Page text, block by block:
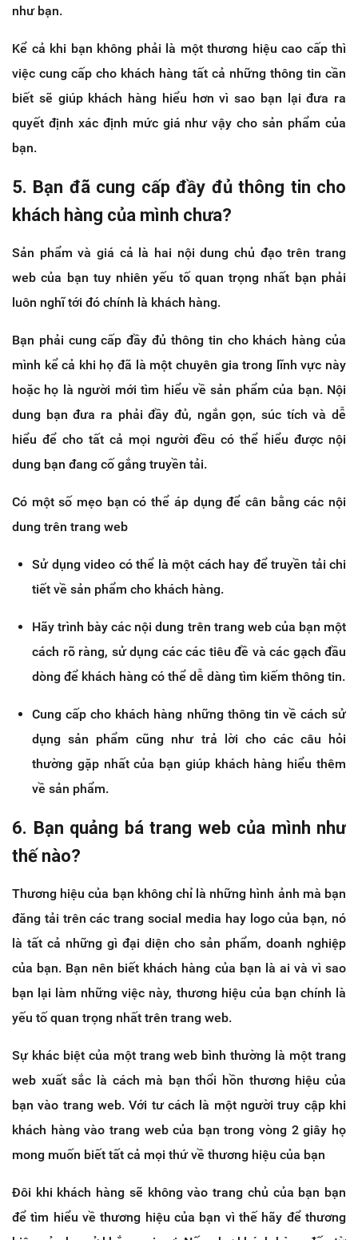
như bạn.
Kể cả khi bạn không phải là một thương hiệu cao cấp thì
việc cung cấp cho khách hàng tất cả những thông tin cần
biết sẽ giúp khách hàng hiểu hơn vì sao bạn lại đưa ra
quyết định xác định mức giá như vậy cho sản phẩm của
bạn.
5. Bạn đã cung cấp đầy đủ thông tin cho
khách hàng của mình chưa?
Sản phẩm và giá cả là hai nội dung chủ đạo trên trang
web của bạn tuy nhiên yếu tố quan trọng nhất bạn phải
luôn nghĩ tới đó chính là khách hàng.
Bạn phải cung cấp đầy đủ thông tin cho khách hàng của
mình kể cả khi họ đã là một chuyên gia trong lĩnh vực này
hoặc họ là người mới tìm hiểu về sản phẩm của bạn. Nội
dung bạn đưa ra phải đầy đủ, ngắn gọn, súc tích và dễ
hiểu để cho tất cả mọi người đều có thể hiểu được nội
dung bạn đang cố gắng truyền tải.
Có một số mẹo bạn có thể áp dụng để cân bằng các nội
dung trên trang web
Sử dụng video có thể là một cách hay để truyền tải chi
tiết về sản phẩm cho khách hàng.
Hãy trình bày các nội dung trên trang web của bạn một
cách rõ ràng, sử dụng các các tiêu đề và các gạch đầu
dòng để khách hàng có thể dễ dàng tìm kiếm thông tin.
Cung cấp cho khách hàng những thông tin về cách sử
dụng sản phẩm cũng như trả lời cho các câu hỏi
thường gặp nhất của bạn giúp khách hàng hiểu thêm
về sản phẩm.
6. Bạn quảng bá trang web của mình như
thế nào?
Thương hiệu của bạn không chỉ là những hình ảnh mà bạn
đăng tải trên các trang social media hay logo của bạn, nó
là tất cả những gì đại diện cho sản phẩm, doanh nghiệp
của bạn. Bạn nên biết khách hàng của bạn là ai và vì sao
bạn lại làm những việc này, thương hiệu của bạn chính là
yếu tố quan trọng nhất trên trang web.
Sự khác biệt của một trang web bình thường là một trang
web xuất sắc là cách mà bạn thổi hồn thương hiệu của
bạn vào trang web. Với tư cách là một người truy cập khi
khách hàng vào trang web của bạn trong vòng 2 giây họ
mong muốn biết tất cả mọi thứ về thương hiệu của bạn
Đôi khi khách hàng sẽ không vào trang chủ của bạn bạn
để tìm hiểu về thương hiệu của bạn vì thế hãy để thương